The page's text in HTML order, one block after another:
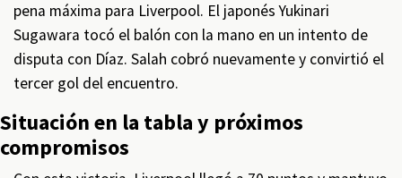
pena máxima para Liverpool. El japonés Yukinari
Sugawara tocó el balón con la mano en un intento de
disputa con Díaz. Salah cobró nuevamente y convirtió el
tercer gol del encuentro.
Situación en la tabla y próximos
compromisos